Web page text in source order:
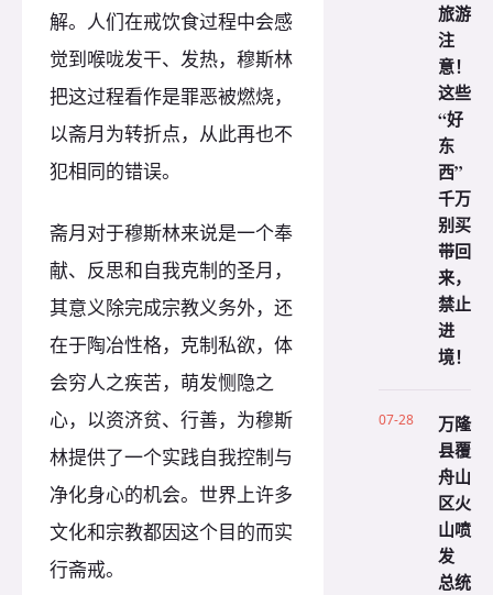
解。人们在戒饮食过程中会感
觉到喉咙发干、发热，穆斯林
把这过程看作是罪恶被燃烧，
以斋月为转折点，从此再也不
犯相同的错误。
斋月对于穆斯林来说是一个奉
献、反思和自我克制的圣月，
其意义除完成宗教义务外，还
在于陶冶性格，克制私欲，体
会穷人之疾苦，萌发恻隐之
心，以资济贫、行善，为穆斯
林提供了一个实践自我控制与
净化身心的机会。世界上许多
文化和宗教都因这个目的而实
行斋戒。
旅游
注
意！
这些
“好
东
西”
千万
别买
带回
来，
禁止
进
境！
07-28
万隆
县覆
舟山
区火
山喷
发
总统